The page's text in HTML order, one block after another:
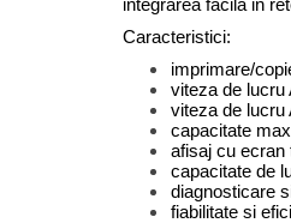
integrarea facila in
Caracteristici:
imprimare/
viteza de lucru
viteza de lucru
capacitate
afisaj cu ecran
capacitate de
diagnosticare
fiabilitate si